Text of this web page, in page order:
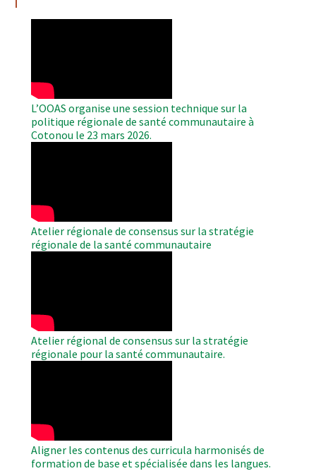
L’OOAS organise une session technique sur la
politique régionale de santé communautaire à
Cotonou le 23 mars 2026.
Atelier régionale de consensus sur la stratégie
régionale de la santé communautaire
Atelier régional de consensus sur la stratégie
régionale pour la santé communautaire.
Aligner les contenus des curricula harmonisés de
formation de base et spécialisée dans les langues.